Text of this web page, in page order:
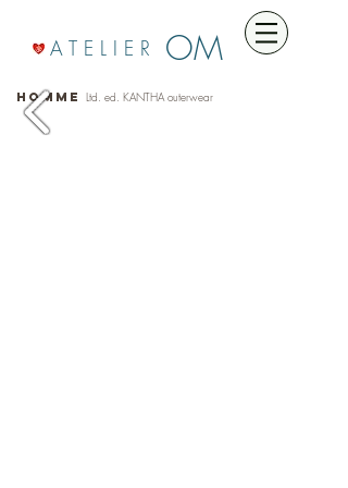
A T E L I E R OM
HOMME Ltd. ed. KANTHA outerwear